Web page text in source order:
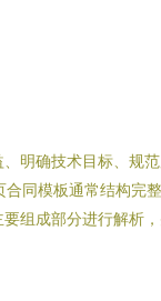
明确技术目标、规
同模板通常结构完
组成部分进行解析